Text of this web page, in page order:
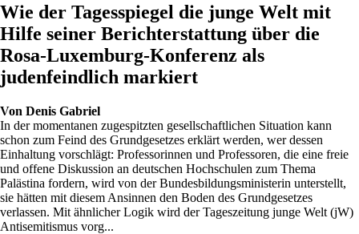
Wie der Tagesspiegel die junge Welt mit
Hilfe seiner Berichterstattung über die
Rosa-Luxemburg-Konferenz als
judenfeindlich markiert
Von Denis Gabriel
In der momentanen zugespitzten gesellschaftlichen Situation kann
schon zum Feind des Grundgesetzes erklärt werden, wer dessen
Einhaltung vorschlägt: Professorinnen und Professoren, die eine freie
und offene Diskussion an deutschen Hochschulen zum Thema
Palästina fordern, wird von der Bundesbildungsministerin unterstellt,
sie hätten mit diesem Ansinnen den Boden des Grundgesetzes
verlassen. Mit ähnlicher Logik wird der Tageszeitung junge Welt (jW)
Antisemitismus vorg...